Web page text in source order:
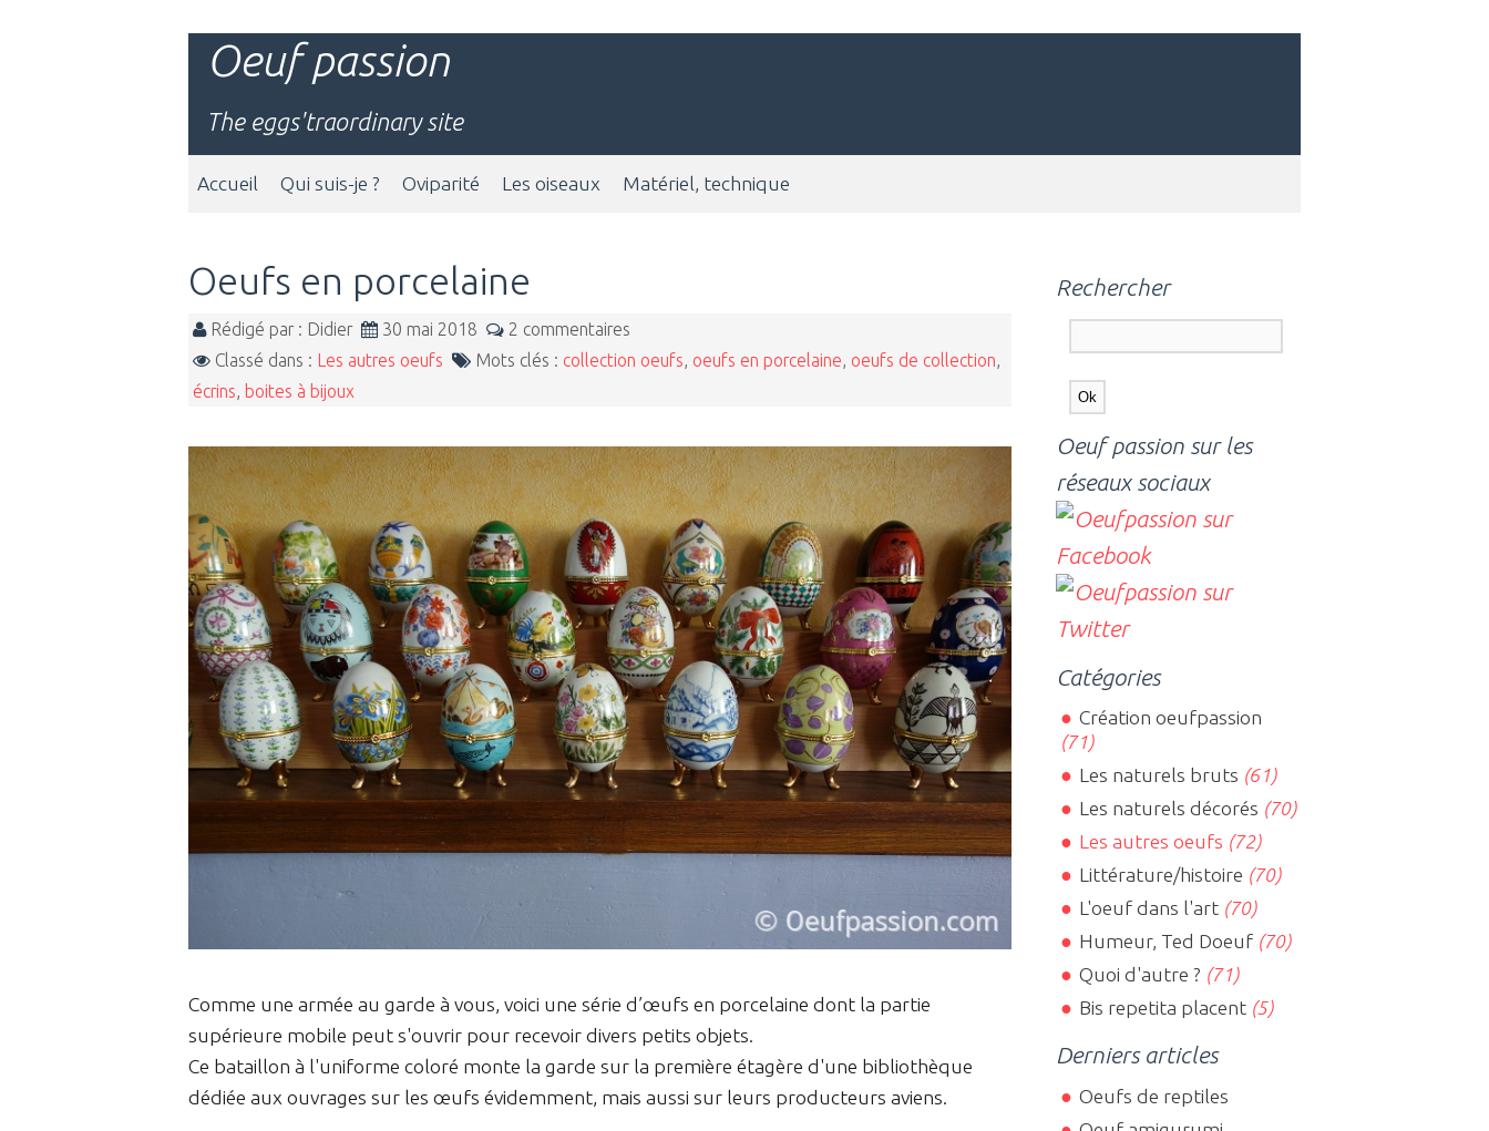
Oeuf passion
The eggs'traordinary site
Accueil Qui suis-je ? Oviparité Les oiseaux Matériel, technique
Oeufs en porcelaine
Rédigé par : Didier 30 mai 2018
2 commentaires
Classé dans : Les autres oeufs Mots clés : collection oeufs oeufs en porcelaine oeufs de collection
écrins
boites à bijoux
Comme une armée au garde à vous, voici une série d’œufs en porcelaine dont la partie
supérieure mobile peut s'ouvrir pour recevoir divers petits objets.
Ce bataillon à l'uniforme coloré monte la garde sur la première étagère d'une bibliothèque
dédiée aux ouvrages sur les œufs évidemment, mais aussi sur leurs producteurs aviens.
Rechercher
Oeuf passion sur les
réseaux sociaux
Catégories
Création oeufpassion
(71)
Les naturels bruts (61)
Les naturels décorés (70)
Les autres oeufs (72)
Littérature/histoire (70)
L'oeuf dans l'art(70)
Humeur, Ted Doeuf(70)
Quoi d'autre ? (71)
Bis repetita placent(5)
Derniers articles
Oeufs de reptiles